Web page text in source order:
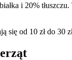
i 20%
się od 10 zł do 30